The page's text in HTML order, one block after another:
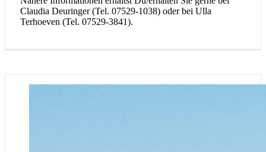
Claudia Deuringer (Tel. 07529-1038) oder bei Ulla
Terhoeven (Tel. 07529-3841).